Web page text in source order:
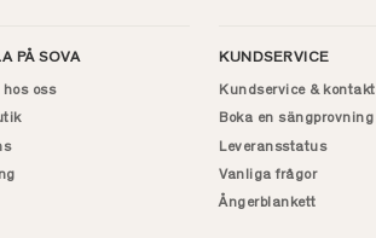
PÅ SOVA
hos oss
KUNDSERVICE
Kundservice & kontakt
Boka en sängprovning
Leveransstatus
Vanliga frågor
Ångerblankett